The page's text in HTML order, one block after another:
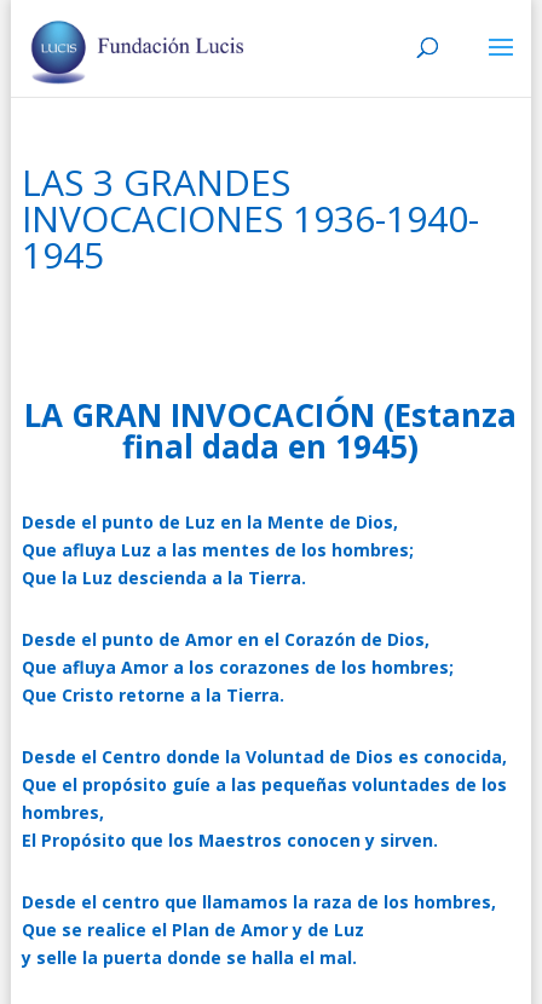
LAS 3 GRANDES
INVOCACIONES 1936-1940-
1945
LA GRAN INVOCACIÓN (Estanza
final dada en 1945)
Desde el punto de Luz en la Mente de Dios,
Que afluya Luz a las mentes de los hombres;
Que la Luz descienda a la Tierra.
Desde el punto de Amor en el Corazón de Dios,
Que afluya Amor a los corazones de los hombres;
Que Cristo retorne a la Tierra.
Desde el Centro donde la Voluntad de Dios es conocida,
Que el propósito guíe a las pequeñas voluntades de los
hombres,
El Propósito que los Maestros conocen y sirven.
Desde el centro que llamamos la raza de los hombres,
Que se realice el Plan de Amor y de Luz
y selle la puerta donde se halla el mal.